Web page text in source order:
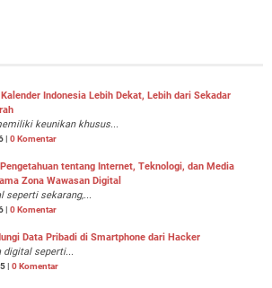
Indonesia Lebih Dekat, Lebih dari Sekadar
keunikan khusus...
| 0 Komentar
tentang Internet, Teknologi, dan Media
Zona Wawasan Digital
seperti sekarang,...
| 0 Komentar
Data Pribadi di Smartphone dari Hacker
digital seperti...
| 0 Komentar